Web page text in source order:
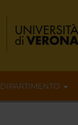
DIPARTIMENTO